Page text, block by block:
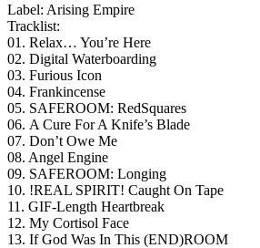
Label: Arising Empire
Tracklist:
01. Relax… You’re Here
02. Digital Waterboarding
03. Furious Icon
04. Frankincense
05. SAFEROOM: RedSquares
06. A Cure For A Knife’s Blade
07. Don’t Owe Me
08. Angel Engine
09. SAFEROOM: Longing
10. !REAL SPIRIT! Caught On Tape
11. GIF-Length Heartbreak
12. My Cortisol Face
13. If God Was In This (END)ROOM